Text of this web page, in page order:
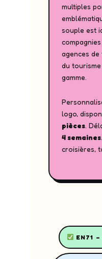
multiples
souple est
agences
du
gamme.
logo,
pièces.
4 semaines
croisières,
EN71